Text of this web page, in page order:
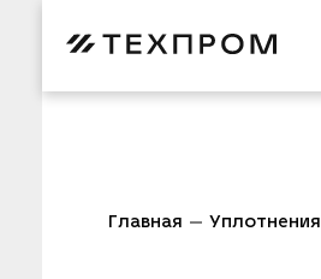
Главная Уплотнения